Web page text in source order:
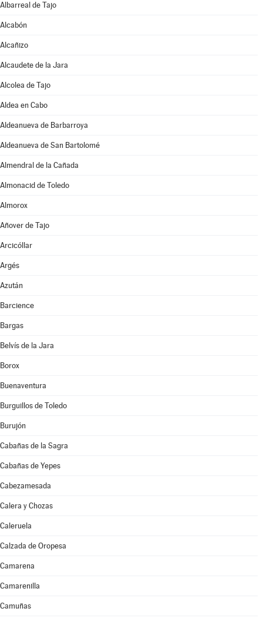
Albarreal de Tajo
Alcabón
Alcañizo
Alcaudete de la Jara
Alcolea de Tajo
Aldea en Cabo
Aldeanueva de Barbarroya
Aldeanueva de San Bartolomé
Almendral de la Cañada
Almonacid de Toledo
Almorox
Añover de Tajo
Arcicóllar
Argés
Azután
Barcience
Bargas
Belvís de la Jara
Borox
Buenaventura
Burguillos de Toledo
Burujón
Cabañas de la Sagra
Cabañas de Yepes
Cabezamesada
Calera y Chozas
Caleruela
Calzada de Oropesa
Camarena
Camarenilla
Camuñas